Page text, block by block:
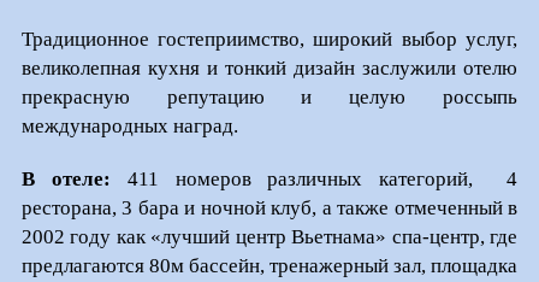
Традиционное гостеприимство, широкий выбор услуг,
великолепная кухня и тонкий дизайн заслужили отелю
прекрасную репутацию и целую россыпь
международных наград.
В отеле: 411 номеров различных категорий, 4
ресторана, 3 бара и ночной клуб, а также отмеченный в
2002 году как «лучший центр Вьетнама» спа-центр, где
предлагаются 80м бассейн, тренажерный зал, площадка